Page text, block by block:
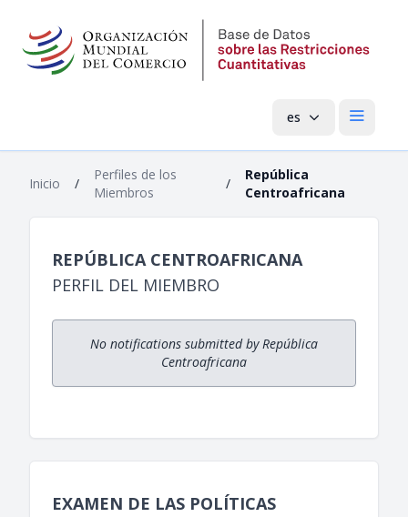
es Menú
Inicio /
Perfiles de los
Miembros
/
República
Centroafricana
REPÚBLICA CENTROAFRICANA
PERFIL DEL MIEMBRO
No notifications submitted by República
Centroafricana
EXAMEN DE LAS POLÍTICAS